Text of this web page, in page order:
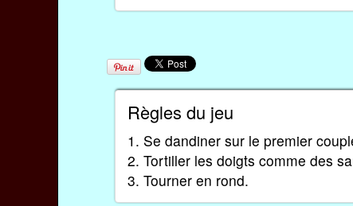
Règles du jeu
1. Se dandiner sur le premier
2. Tortiller les doigts comme des
3. Tourner en rond.